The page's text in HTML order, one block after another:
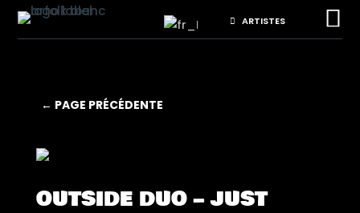
ARTISTES 
← PAGE PRÉCÉDENTE
OUTSIDE DUO – JUST